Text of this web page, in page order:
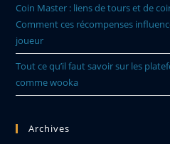
Coin Master : liens de tours et de
Comment ces récompenses
joueur
Tout ce qu’il faut savoir sur les
comme wooka
Archives